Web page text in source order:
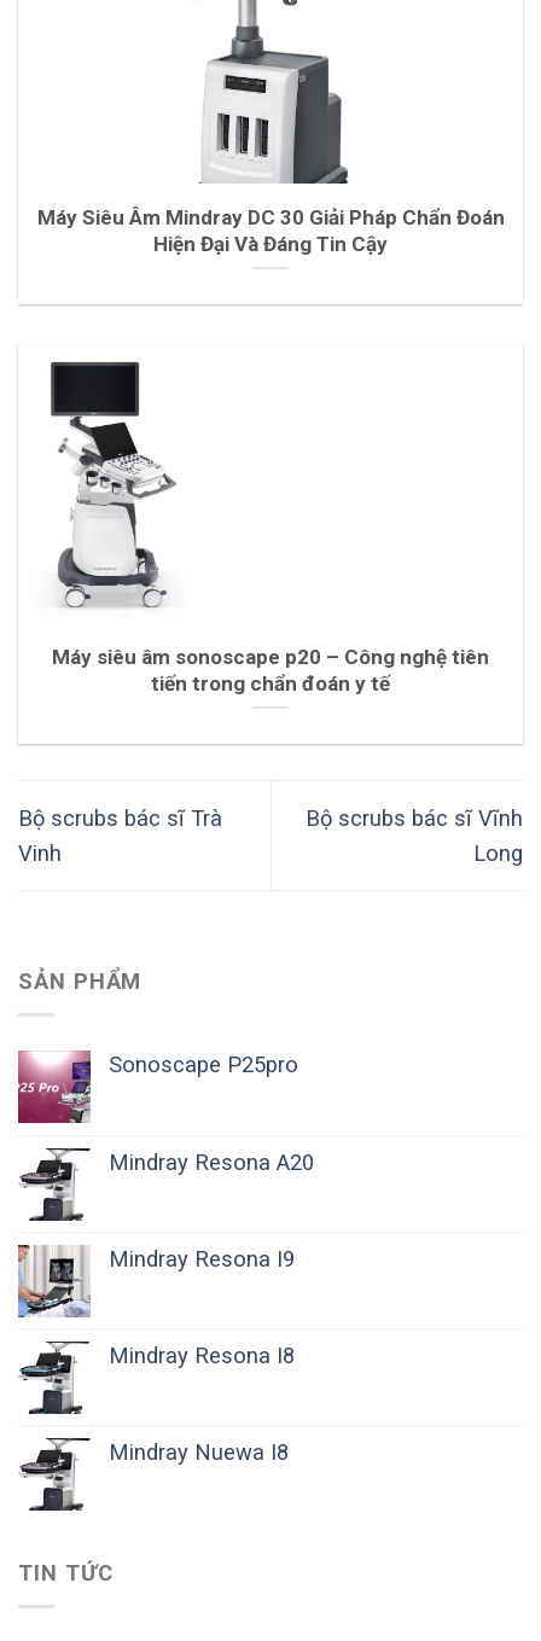
Máy Siêu Âm Mindray DC 30 Giải Pháp Chẩn Đoán
Hiện Đại Và Đáng Tin Cậy
Máy siêu âm sonoscape p20 – Công nghệ tiên
tiến trong chẩn đoán y tế
Bộ scrubs bác sĩ Trà
Vinh
Bộ scrubs bác sĩ Vĩnh
Long
SẢN PHẨM
Sonoscape P25pro
Mindray Resona A20
Mindray Resona I9
Mindray Resona I8
Mindray Nuewa I8
TIN TỨC